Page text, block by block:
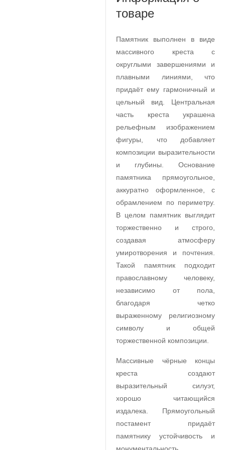
товаре
Памятник выполнен в виде
массивного креста с
округлыми завершениями и
плавными линиями, что
придаёт ему гармоничный и
цельный вид. Центральная
часть креста украшена
рельефным изображением
фигуры, что добавляет
композиции выразительности
и глубины. Основание
памятника прямоугольное,
аккуратно оформленное, с
обрамлением по периметру.
В целом памятник выглядит
торжественно и строго,
создавая атмосферу
умиротворения и почтения.
Такой памятник подходит
православному человеку,
независимо от пола,
благодаря четко
выраженному религиозному
символу и общей
торжественной композиции.
Массивные чёрные концы
креста создают
выразительный силуэт,
хорошо читающийся
издалека. Прямоугольный
постамент придаёт
памятнику устойчивость и